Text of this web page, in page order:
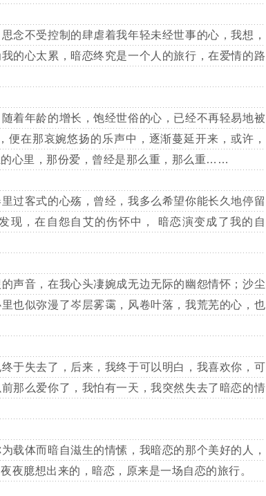
不受控制的肆虐着我年轻未经世事的心，我想，
的心太累，暗恋终究是一个人的旅行，在爱情的路
年龄的增长，饱经世俗的心，已经不再轻易地被
在那哀婉悠扬的乐声中，逐渐蔓延开来，或许，
心里，那份爱，曾经是那么重，那么重……
客式的心殇，曾经，我多么希望你能长久地停留
现，在自怨自艾的伤怀中， 暗恋演变成了我的自
音，在我心头凄婉成无边无际的幽怨情怀；沙尘
也似弥漫了岑层雾霭，风卷叶落，我荒芜的心，也
失去了，后来，我终于可以明白，我喜欢你，可
那么爱你了，我怕有一天，我突然失去了暗恋的情
体而暗自滋生的情愫，我暗恋的那个美好的人，
夜臆想出来的，暗恋，原来是一场自恋的旅行。